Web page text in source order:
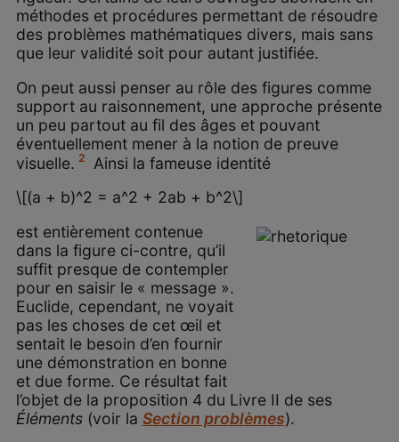
méthodes et procédures permettant de résoudre
des problèmes mathématiques divers, mais sans
que leur validité soit pour autant justifiée.
On peut aussi penser au rôle des figures comme
support au raisonnement, une approche présente
un peu partout au fil des âges et pouvant
éventuellement mener à la notion de preuve
visuelle. 2
Ainsi la fameuse identité
\[(a + b)^2 = a^2 + 2ab + b^2\]
est entièrement contenue
dans la figure ci-contre, qu’il
suffit presque de contempler
pour en saisir le « message ».
Euclide, cependant, ne voyait
pas les choses de cet œil et
sentait le besoin d’en fournir
une démonstration en bonne
et due forme. Ce résultat fait
l’objet de la proposition 4 du Livre II de ses
Éléments(voir la Section problèmes).